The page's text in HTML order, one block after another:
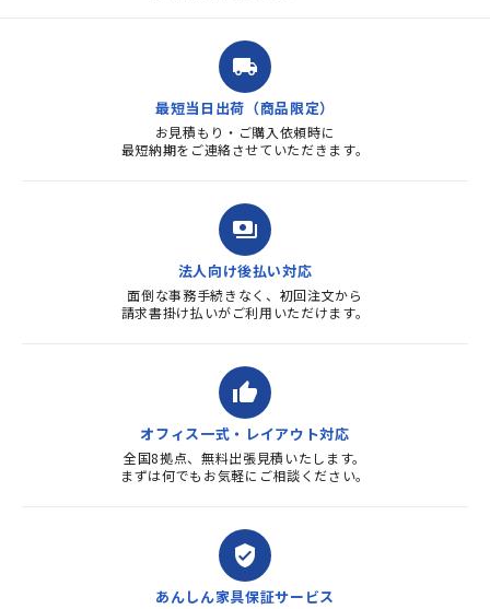
ました。商品到着も早く、品
質・使いやすさで満足していま
す。また、リピートするときは
よろしくお...
local_shipping
最短当日出荷（商品限定）
お見積もり・ご購入依頼時に
最短納期をご連絡させていただきます。
payments
法人向け後払い対応
面倒な事務手続きなく、初回注文から
請求書掛け払いがご利用いただけます。
thumb_up
オフィス一式・レイアウト対応
全国8拠点、無料出張見積いたします。
まずは何でもお気軽にご相談ください。
verified_user
あんしん家具保証サービス